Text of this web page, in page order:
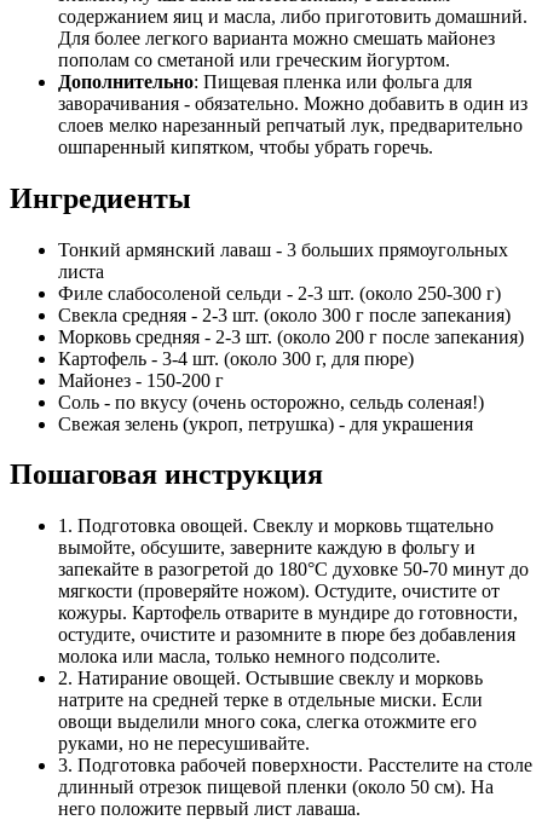
содержанием яиц и масла, либо приготовить домашний.
Для более легкого варианта можно смешать майонез
пополам со сметаной или греческим йогуртом.
Дополнительно: Пищевая пленка или фольга для
заворачивания - обязательно. Можно добавить в один из
слоев мелко нарезанный репчатый лук, предварительно
ошпаренный кипятком, чтобы убрать горечь.
Ингредиенты
Тонкий армянский лаваш - 3 больших прямоугольных
листа
Филе слабосоленой сельди - 2-3 шт. (около 250-300 г)
Свекла средняя - 2-3 шт. (около 300 г после запекания)
Морковь средняя - 2-3 шт. (около 200 г после запекания)
Картофель - 3-4 шт. (около 300 г, для пюре)
Майонез - 150-200 г
Соль - по вкусу (очень осторожно, сельдь соленая!)
Свежая зелень (укроп, петрушка) - для украшения
Пошаговая инструкция
1. Подготовка овощей. Свеклу и морковь тщательно
вымойте, обсушите, заверните каждую в фольгу и
запекайте в разогретой до 180°C духовке 50-70 минут до
мягкости (проверяйте ножом). Остудите, очистите от
кожуры. Картофель отварите в мундире до готовности,
остудите, очистите и разомните в пюре без добавления
молока или масла, только немного подсолите.
2. Натирание овощей. Остывшие свеклу и морковь
натрите на средней терке в отдельные миски. Если
овощи выделили много сока, слегка отожмите его
руками, но не пересушивайте.
3. Подготовка рабочей поверхности. Расстелите на столе
длинный отрезок пищевой пленки (около 50 см). На
него положите первый лист лаваша.